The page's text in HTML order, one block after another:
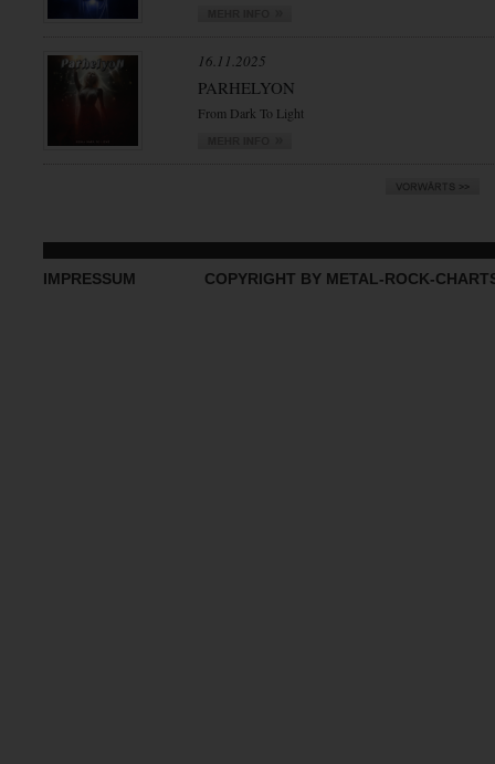
16.11.2025
PARHELYON
From Dark To Light
IMPRESSUM COPYRIGHT BY METAL-ROCK-